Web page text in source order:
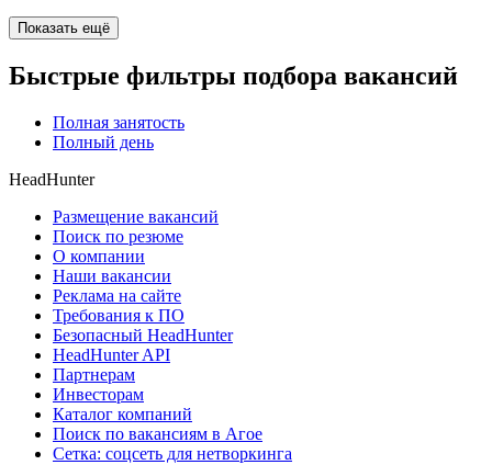
Показать ещё
Быстрые фильтры подбора вакансий
Полная занятость
Полный день
HeadHunter
Размещение вакансий
Поиск по резюме
О компании
Наши вакансии
Реклама на сайте
Требования к ПО
Безопасный HeadHunter
HeadHunter API
Партнерам
Инвесторам
Каталог компаний
Поиск по вакансиям в Агое
Сетка: соцсеть для нетворкинга